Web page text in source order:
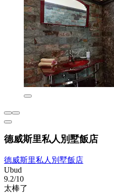
德威斯里私人別墅飯店
德威斯里私人別墅飯店
Ubud
9.2/10
太棒了